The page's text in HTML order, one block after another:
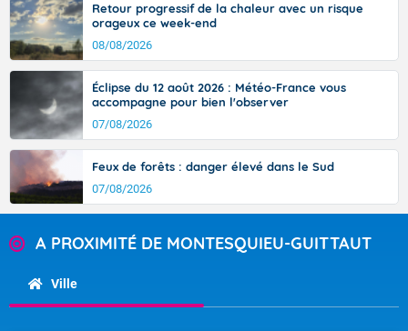
Retour progressif de la chaleur avec un risque
orageux ce week-end
08/08/2026
Éclipse du 12 août 2026 : Météo-France vous
accompagne pour bien l'observer
07/08/2026
Feux de forêts : danger élevé dans le Sud
07/08/2026
A PROXIMITÉ DE MONTESQUIEU-GUITTAUT
Ville